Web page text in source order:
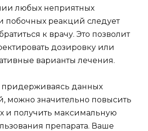
любых неприятных
реакций следует
к врачу. Это позволит
дозировку или
варианты лечения.
придерживаясь данных
можно значительно повысить
и получить максимальную
препарата. Ваше